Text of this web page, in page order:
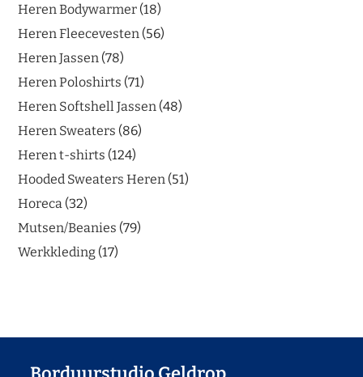
Heren Bodywarmer 18
Heren Fleecevesten 56
Heren Jassen 78
Heren Poloshirts 71
Heren Softshell Jassen 48
Heren Sweaters 86
Heren t-shirts 124
Hooded Sweaters Heren 51
Horeca 32
Mutsen/Beanies 79
Werkkleding 17